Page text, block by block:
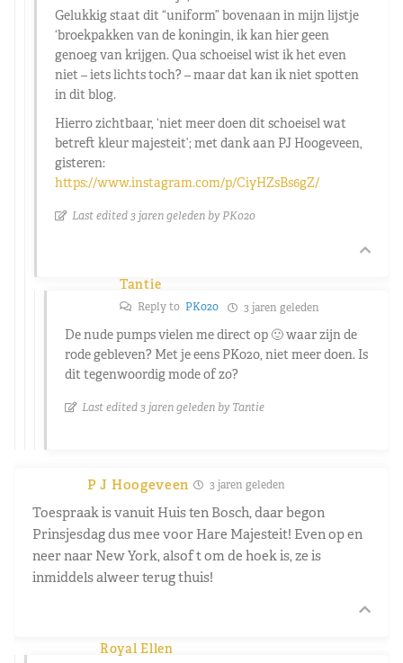
Gelukkig staat dit “uniform” bovenaan in mijn lijstje
‘broekpakken van de koningin, ik kan hier geen
genoeg van krijgen. Qua schoeisel wist ik het even
niet – iets lichts toch? – maar dat kan ik niet spotten
in dit blog.
Hierro zichtbaar, ‘niet meer doen dit schoeisel wat
betreft kleur majesteit’; met dank aan PJ Hoogeveen,
gisteren:
https://www.instagram.com/p/CiyHZsBs6gZ/
Last edited 3 jaren geleden by PK020
Tantie
Reply to PK020 3 jaren geleden
De nude pumps vielen me direct op 🙂 waar zijn de
rode gebleven? Met je eens PK020, niet meer doen. Is
dit tegenwoordig mode of zo?
Last edited 3 jaren geleden by Tantie
P J Hoogeveen 3 jaren geleden
Toespraak is vanuit Huis ten Bosch, daar begon
Prinsjesdag dus mee voor Hare Majesteit! Even op en
neer naar New York, alsof t om de hoek is, ze is
inmiddels alweer terug thuis!
Royal Ellen